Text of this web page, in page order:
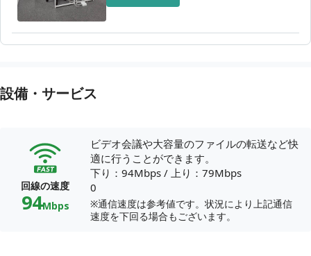
設備・サービス
回線の速度
94Mbps
ビデオ会議や大容量のファイルの転送など快
適に行うことができます。
下り：94Mbps / 上り：79Mbps
0
※通信速度は参考値です。状況により上記通信
速度を下回る場合もございます。